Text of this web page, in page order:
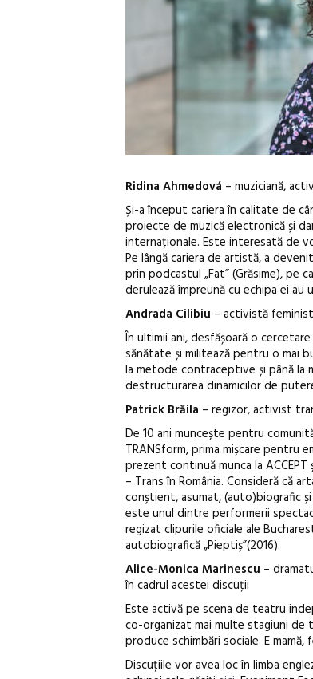
Ridina Ahmedová – muziciană,
Și-a început cariera în calitate de
proiecte de muzică electronică și
internaționale. Este interesată de
Pe lângă cariera de artistă, a
prin podcastul „Fat” (Grăsime), pe
derulează împreună cu echipa ei
Andrada Cilibiu – activistă
În ultimii ani, desfășoară o
sănătate și militează pentru o mai
la metode contraceptive și până la
destructurarea dinamicilor de
Patrick Brăila – regizor, activist
De 10 ani muncește pentru
TRANSform, prima mișcare pentru
prezent continuă munca la
– Trans în România. Consideră că
conștient, asumat, (auto)biografic
este unul dintre performerii
regizat clipurile oficiale ale
autobiografică „Pieptiș”(2016).
Alice-Monica Marinescu –
în cadrul acestei discuții
Este activă pe scena de teatru
co-organizat mai multe stagiuni
produce schimbări sociale. E
Discuțiile vor avea loc în limba